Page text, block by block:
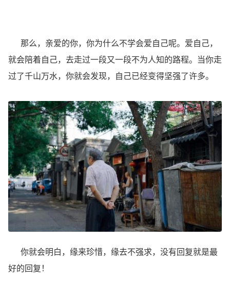
那么，亲爱的你，你为什么不学会爱自己呢。爱自己，
就会陪着自己，去走过一段又一段不为人知的路程。当你走
过了千山万水，你就会发现，自己已经变得坚强了许多。
你就会明白，缘来珍惜，缘去不强求，没有回复就是最
好的回复！